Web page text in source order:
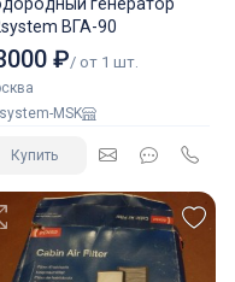
ВГА-90
₽/ от 1 шт.
MSK
Купить